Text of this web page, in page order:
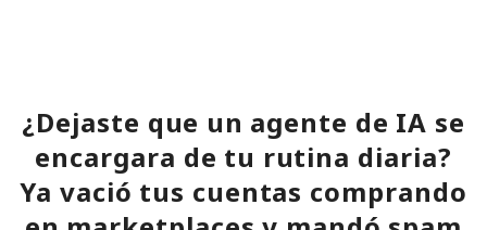
¿Dejaste que un agente de IA se
encargara de tu rutina diaria?
Ya vació tus cuentas comprando